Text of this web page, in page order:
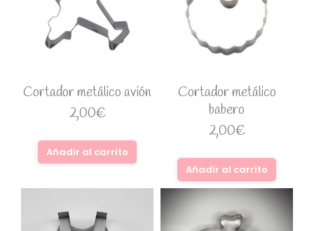
Cortador metálico avión
2,00€
Añadir al carrito
Cortador metálico
babero
2,00€
Añadir al carrito